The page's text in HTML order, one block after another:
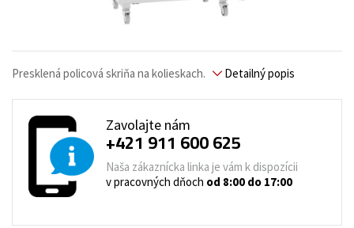
Presklená policová skriňa na kolieskach. Detailný popis
Zavolajte nám
+421 911 600 625
Naša zákaznícka linka je vám k dispozícii
v pracovných dňoch od 8:00 do 17:00